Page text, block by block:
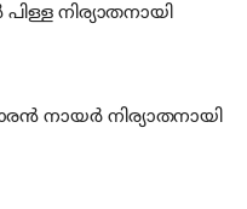
പിള്ള നിര്യാതനായി
നായര്‍ നിര്യാതനായി